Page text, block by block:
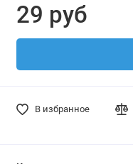
29 руб
В избранное